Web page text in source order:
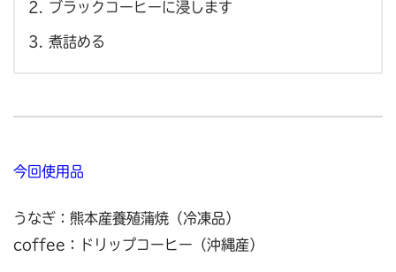
ブラックコーヒーに浸します
煮詰める
今回使用品
うなぎ：熊本産養殖蒲焼（冷凍品）
coffee：ドリップコーヒー（沖縄産）